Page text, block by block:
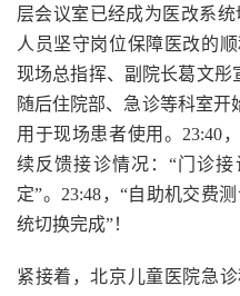
层会议室已经成为医改系
人员坚守岗位保障医改的
现场总指挥、副院长葛文彤
随后住院部、急诊等科室开
用于现场患者使用。23:40
续反馈接诊情况：“门诊
定”。23:48，“自助机交费
统切换完成”！
紧接着，北京儿童医院急诊